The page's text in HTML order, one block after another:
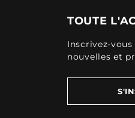
TOUTE
Inscrivez-
nouvelles et